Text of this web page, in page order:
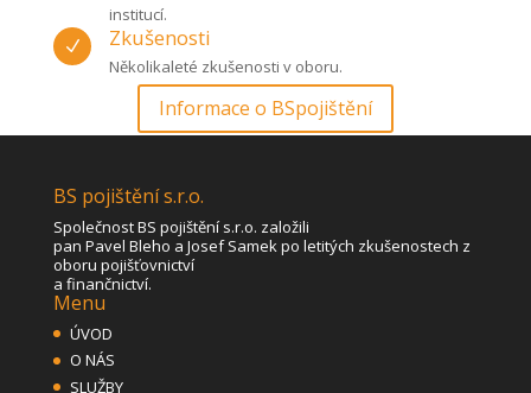
institucí.
N Zkušenosti
Několikaleté zkušenosti v oboru.
Informace o BSpojištění
BS pojištění s.r.o.
Společnost BS pojištění s.r.o. založili
pan Pavel Bleho a Josef Samek po letitých zkušenostech z
oboru pojišťovnictví
a finančnictví.
Menu
ÚVOD
O NÁS
SLUŽBY